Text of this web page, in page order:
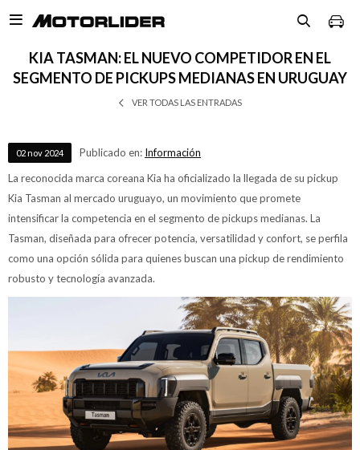

KIA TASMAN: EL NUEVO COMPETIDOR EN EL
SEGMENTO DE PICKUPS MEDIANAS EN URUGUAY
VER TODAS LAS ENTRADAS
02 nov 2024 Publicado en: Información
La reconocida marca coreana Kia ha oficializado la llegada de su pickup
Kia Tasman al mercado uruguayo, un movimiento que promete
intensificar la competencia en el segmento de pickups medianas. La
Tasman, diseñada para ofrecer potencia, versatilidad y confort, se perfila
como una opción sólida para quienes buscan una pickup de rendimiento
robusto y tecnología avanzada.